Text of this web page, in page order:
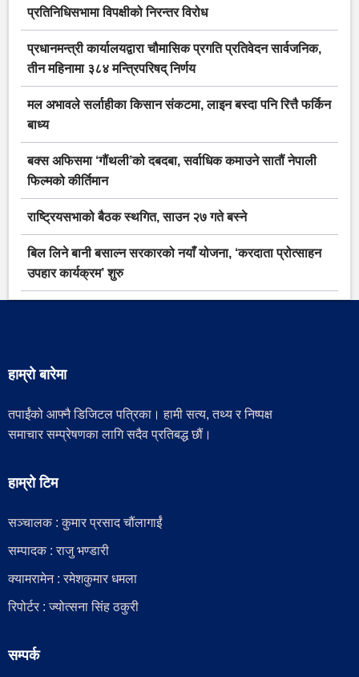
प्रतिनिधिसभामा विपक्षीको निरन्तर विरोध
प्रधानमन्त्री कार्यालयद्वारा चौमासिक प्रगति प्रतिवेदन सार्वजनिक,
तीन महिनामा ३८४ मन्त्रिपरिषद् निर्णय
मल अभावले सर्लाहीका किसान संकटमा, लाइन बस्दा पनि रित्तै फर्किन
बाध्य
बक्स अफिसमा ‘गौंथली’को दबदबा, सर्वाधिक कमाउने सातौं नेपाली
फिल्मको कीर्तिमान
राष्ट्रियसभाको बैठक स्थगित, साउन २७ गते बस्ने
बिल लिने बानी बसाल्न सरकारको नयाँ योजना, ‘करदाता प्रोत्साहन
उपहार कार्यक्रम’ शुरु
हाम्रो बारेमा
तपाईंको आफ्नै डिजिटल पत्रिका। हामी सत्य, तथ्य र निष्पक्ष
समाचार सम्प्रेषणका लागि सदैव प्रतिबद्ध छौं।
हाम्रो टिम
सञ्चालक : कुमार प्रसाद चौंलागाईं
सम्पादक : राजु भण्डारी
क्यामरामेन : रमेशकुमार धमला
रिपोर्टर : ज्योत्सना सिंह ठकुरी
सम्पर्क